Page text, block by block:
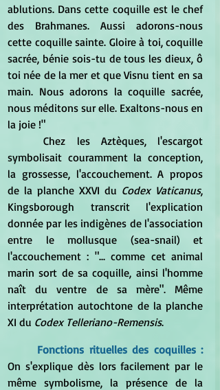
ablutions. Dans cette coquille est le chef
des Brahmanes. Aussi adorons-nous
cette coquille sainte. Gloire à toi, coquille
sacrée, bénie sois-tu de tous les dieux, ô
toi née de la mer et que Visnu tient en sa
main. Nous adorons la coquille sacrée,
nous méditons sur elle. Exaltons-nous en
la joie !"
	Chez les Aztèques, l'escargot
symbolisait couramment la conception,
la grossesse, l'accouchement. A propos
de la planche XXVI du Codex Vaticanus,
Kingsborough transcrit l'explication
donnée par les indigènes de l'association
entre le mollusque (sea-snail) et
l'accouchement : "... comme cet animal
marin sort de sa coquille, ainsi l'homme
naît du ventre de sa mère". Même
interprétation autochtone de la planche
XI du Codex Telleriano-Remensis.
Fonctions rituelles des coquilles :
On s'explique dès lors facilement par le
même symbolisme, la présence de la